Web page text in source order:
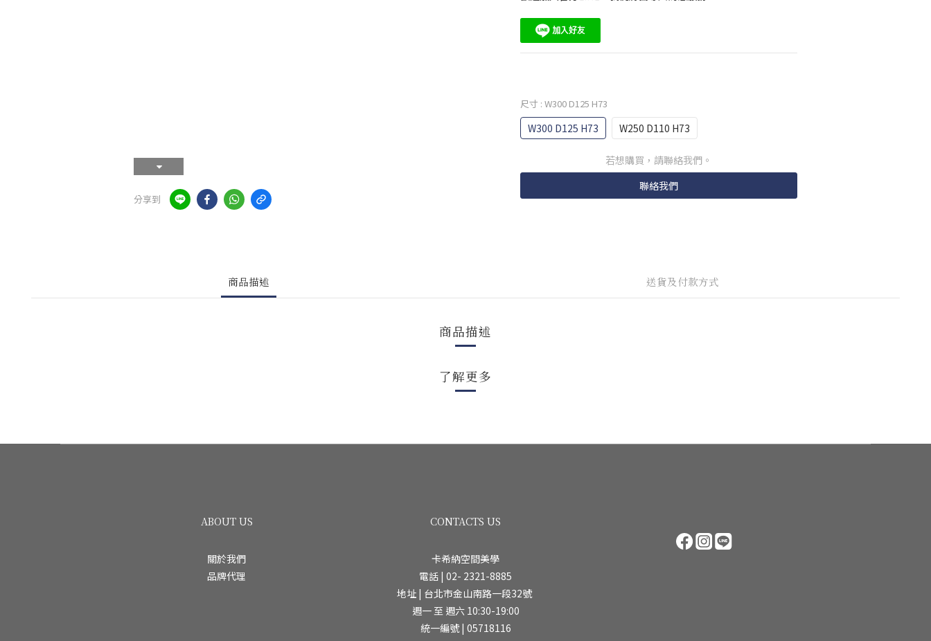
分享到
尺寸 : W300 D125 H73
W300 D125 H73 W250 D110 H73
若想購買，請聯絡我們。
聯絡我們
商品描述 送貨及付款方式
商品描述
了解更多
ABOUT US
關於我們
品牌代理
CONTACTS US
卡希納空間美學
電話 | 02- 2321-8885
地址 | 台北市金山南路一段32號
週一 至 週六 10:30-19:00
統一編號 | 05718116